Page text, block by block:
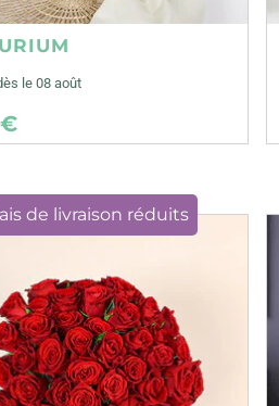
le 08 août
de livraison réduits